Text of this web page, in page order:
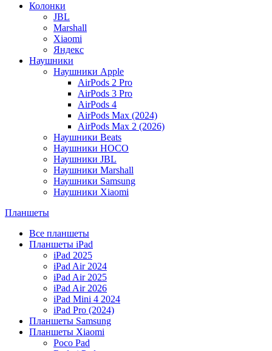
Колонки
JBL
Marshall
Xiaomi
Яндекс
Наушники
Наушники Apple
AirPods 2 Pro
AirPods 3 Pro
AirPods 4
AirPods Max (2024)
AirPods Max 2 (2026)
Наушники Beats
Наушники HOCO
Наушники JBL
Наушники Marshall
Наушники Samsung
Наушники Xiaomi
Планшеты
Все планшеты
Планшеты iPad
iPad 2025
iPad Air 2024
iPad Air 2025
iPad Air 2026
iPad Mini 4 2024
iPad Pro (2024)
Планшеты Samsung
Планшеты Xiaomi
Poco Pad